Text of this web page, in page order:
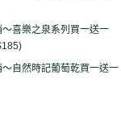
～喜樂之泉系列買一送一
～自然時記葡萄乾買一送一